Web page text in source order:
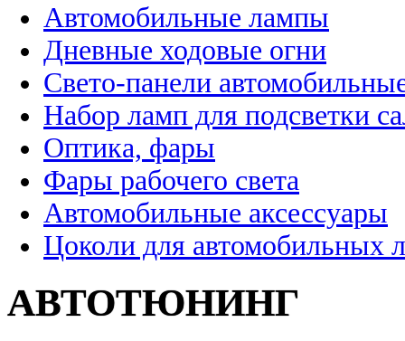
Автомобильные лампы
Дневные ходовые огни
Свето-панели
Набор ламп для подсветки
Оптика, фары
Фары рабочего света
Автомобильные аксессуары
Цоколи для автомобильных
АВТОТЮНИНГ